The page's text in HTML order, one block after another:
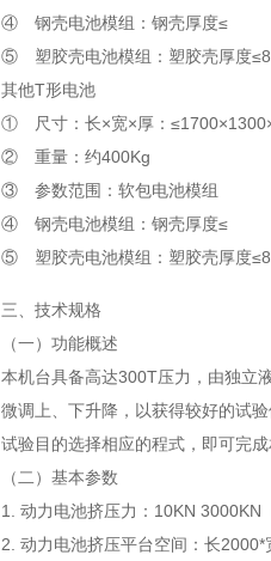
④ 钢壳电池模组：钢壳厚度≤
⑤ 塑胶壳电池模组：塑胶壳厚度
其他T形电池
① 尺寸：长×宽×厚：
② 重量：约400Kg
③ 参数范围：软包电池模组
④ 钢壳电池模组：钢壳厚度≤
⑤ 塑胶壳电池模组：塑胶壳厚度
三、技术规格
（一）功能概述
本机台具备高达300T压力，由独立
微调上、下升降，以获得较好的试
试验目的选择相应的程式，即可完
（二）基本参数
1. 动力电池挤压力：10KN 3000KN
2. 动力电池挤压平台空间：长2000*